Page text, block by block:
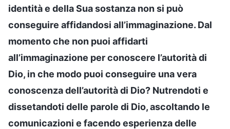
identità e della Sua sostanza non si può
conseguire affidandosi all’immaginazione. Dal
momento che non puoi affidarti
all’immaginazione per conoscere l’autorità di
Dio, in che modo puoi conseguire una vera
conoscenza dell’autorità di Dio? Nutrendoti e
dissetandoti delle parole di Dio, ascoltando le
comunicazioni e facendo esperienza delle